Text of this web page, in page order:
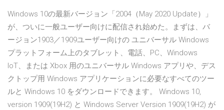
Windows 10の最新バージョン「2004（May 2020 Update）」
が、ついに一般ユーザー向けに配信され始めた。まずは、バ
ージョン1903／1909ユーザー向けの ユニバーサル Windows
プラットフォーム上のタブレット、電話、PC、Windows
IoT、または Xbox 用のユニバーサル Windows アプリや、デス
クトップ用 Windows アプリケーションに必要なすべてのツー
ルと Windows 10 をダウンロードできます。 Windows 10,
version 1909(19H2) と Windows Server Version 1909(19H2) が